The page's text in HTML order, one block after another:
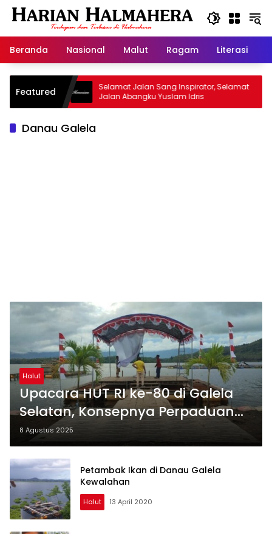
Langsung
Beranda
Nasional Malut Ragam Literasi
Featured
Selamat Jalan Sang Inspirator, Selamat
Jalan Abangku Yuslam Idris
Danau Galela
Halut
Upacara HUT RI ke-80 di Galela
Selatan, Konsepnya Perpaduan
Nasionalisme-Pesona Wisata
Danau
8 Agustus 2025
Petambak Ikan di Danau Galela
Kewalahan
Halut 13 April 2020